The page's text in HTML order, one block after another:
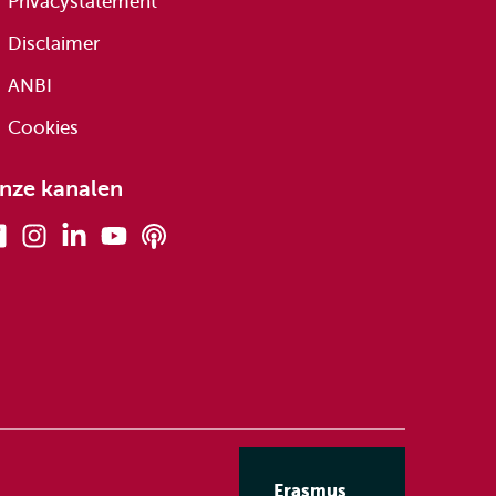
Disclaimer
ANBI
Cookies
kanalen
FacebookInstagramLinkedinYoutube
Erasmus